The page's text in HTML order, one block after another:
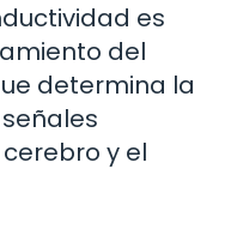
es
del
determina la
y el